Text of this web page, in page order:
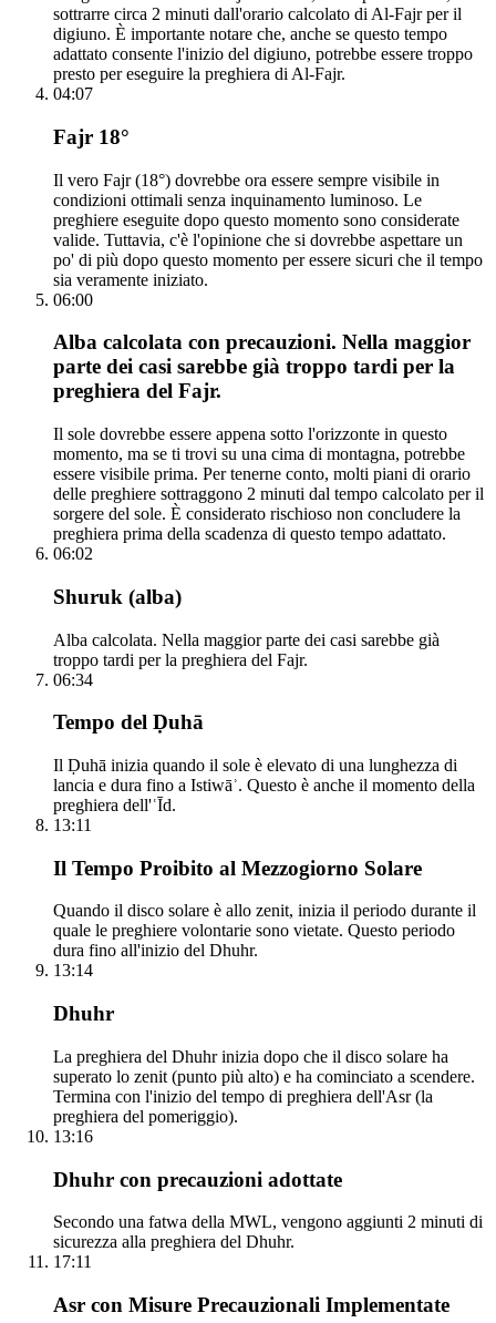
sottrarre circa 2 minuti dall'orario calcolato di Al-Fajr per il
digiuno. È importante notare che, anche se questo tempo
adattato consente l'inizio del digiuno, potrebbe essere troppo
presto per eseguire la preghiera di Al-Fajr.
04:07
Fajr 18°
Il vero Fajr (18°) dovrebbe ora essere sempre visibile in
condizioni ottimali senza inquinamento luminoso. Le
preghiere eseguite dopo questo momento sono considerate
valide. Tuttavia, c'è l'opinione che si dovrebbe aspettare un
po' di più dopo questo momento per essere sicuri che il tempo
sia veramente iniziato.
06:00
Alba calcolata con precauzioni. Nella maggior
parte dei casi sarebbe già troppo tardi per la
preghiera del Fajr.
Il sole dovrebbe essere appena sotto l'orizzonte in questo
momento, ma se ti trovi su una cima di montagna, potrebbe
essere visibile prima. Per tenerne conto, molti piani di orario
delle preghiere sottraggono 2 minuti dal tempo calcolato per il
sorgere del sole. È considerato rischioso non concludere la
preghiera prima della scadenza di questo tempo adattato.
06:02
Shuruk (alba)
Alba calcolata. Nella maggior parte dei casi sarebbe già
troppo tardi per la preghiera del Fajr.
06:34
Tempo del Ḍuhā
Il Ḍuhā inizia quando il sole è elevato di una lunghezza di
lancia e dura fino a Istiwāʾ. Questo è anche il momento della
preghiera dell'ʿĪd.
13:11
Il Tempo Proibito al Mezzogiorno Solare
Quando il disco solare è allo zenit, inizia il periodo durante il
quale le preghiere volontarie sono vietate. Questo periodo
dura fino all'inizio del Dhuhr.
13:14
Dhuhr
La preghiera del Dhuhr inizia dopo che il disco solare ha
superato lo zenit (punto più alto) e ha cominciato a scendere.
Termina con l'inizio del tempo di preghiera dell'Asr (la
preghiera del pomeriggio).
13:16
Dhuhr con precauzioni adottate
Secondo una fatwa della MWL, vengono aggiunti 2 minuti di
sicurezza alla preghiera del Dhuhr.
17:11
Asr con Misure Precauzionali Implementate